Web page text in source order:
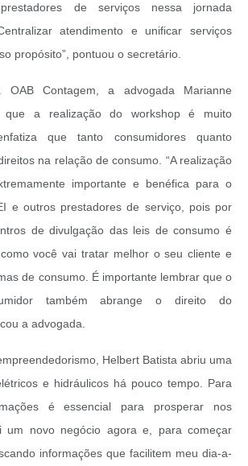
de serviços nessa jornada
atendimento e unificar serviços
propósito”, pontuou o secretário.
OAB Contagem, a advogada Marianne
que a realização do workshop é muito
que tanto consumidores quanto
na relação de consumo. “A realização
importante e benéfica para o
e outros prestadores de serviço, pois por
de divulgação das leis de consumo é
você vai tratar melhor o seu cliente e
de consumo. É importante lembrar que o
também abrange o direito do
a advogada.
Helbert Batista abriu uma
e hidráulicos há pouco tempo. Para
é essencial para prosperar nos
um novo negócio agora e, para começar
informações que facilitem meu dia-a-